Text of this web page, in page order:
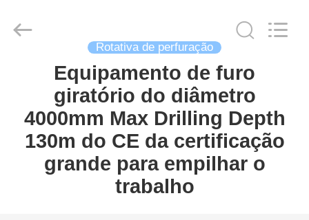
PRODUTOS
SHOW
Sinovo
Heavy
Rotativa de perfuração
Equipamento de furo
giratório do diâmetro
4000mm Max Drilling Depth
130m do CE da certificação
grande para empilhar o
trabalho